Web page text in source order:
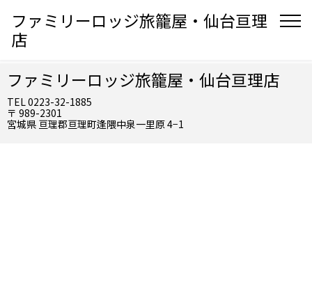
ファミリーロッジ旅籠屋・仙台亘理
店
ファミリーロッジ旅籠屋・仙台亘理店
TEL 0223-32-1885
〒 989-2301
宮城県 亘理郡亘理町逢隈中泉一里原 4−1